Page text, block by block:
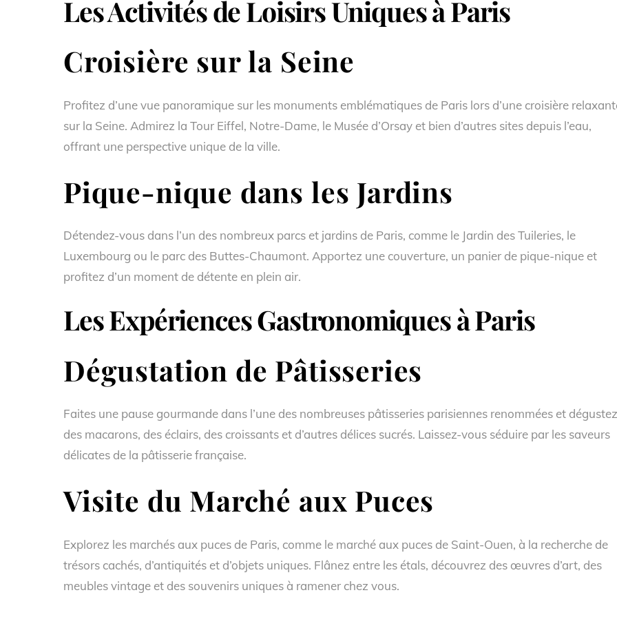
Les Activités de Loisirs Uniques à Paris
Croisière sur la Seine
Profitez d’une vue panoramique sur les monuments emblématiques de Paris lors d’une croisière
sur la Seine. Admirez la Tour Eiffel, Notre-Dame, le Musée d’Orsay et bien d’autres sites depuis l’eau,
offrant une perspective unique de la ville.
Pique-nique dans les Jardins
Détendez-vous dans l’un des nombreux parcs et jardins de Paris, comme le Jardin des Tuileries, le
Luxembourg ou le parc des Buttes-Chaumont. Apportez une couverture, un panier de pique-nique et
profitez d’un moment de détente en plein air.
Les Expériences Gastronomiques à Paris
Dégustation de Pâtisseries
Faites une pause gourmande dans l’une des nombreuses pâtisseries parisiennes renommées et dégustez
des macarons, des éclairs, des croissants et d’autres délices sucrés. Laissez-vous séduire par les saveurs
délicates de la pâtisserie française.
Visite du Marché aux Puces
Explorez les marchés aux puces de Paris, comme le marché aux puces de Saint-Ouen, à la recherche de
trésors cachés, d’antiquités et d’objets uniques. Flânez entre les étals, découvrez des œuvres d’art, des
meubles vintage et des souvenirs uniques à ramener chez vous.